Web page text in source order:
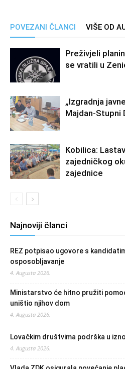
POVEZANI ČLANCI VIŠE OD
Preživjeli
se vratili u
„Izgradnja
Majdan-Stupni
Kobilica:
zajedničkog
zajednice
Najnoviji članci
REZ potpisao ugovore s
osposobljavanje
4. Augusta 2026.
Ministarstvo će hitno pružiti
uništio njihov dom
4. Augusta 2026.
Lovačkim društvima podrška u
4. Augusta 2026.